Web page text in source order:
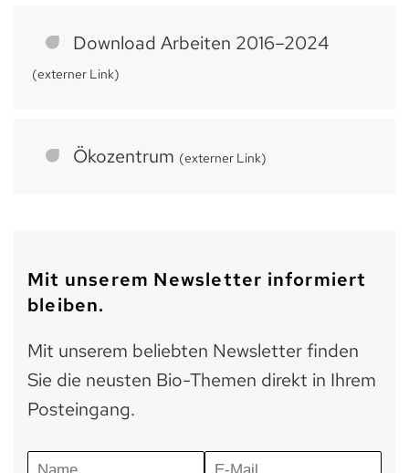
Download Arbeiten 2016–2024
(externer Link)
Ökozentrum (externer Link)
Mit unserem Newsletter informiert
bleiben.
Mit unserem beliebten Newsletter finden
Sie die neusten Bio-Themen direkt in Ihrem
Posteingang.